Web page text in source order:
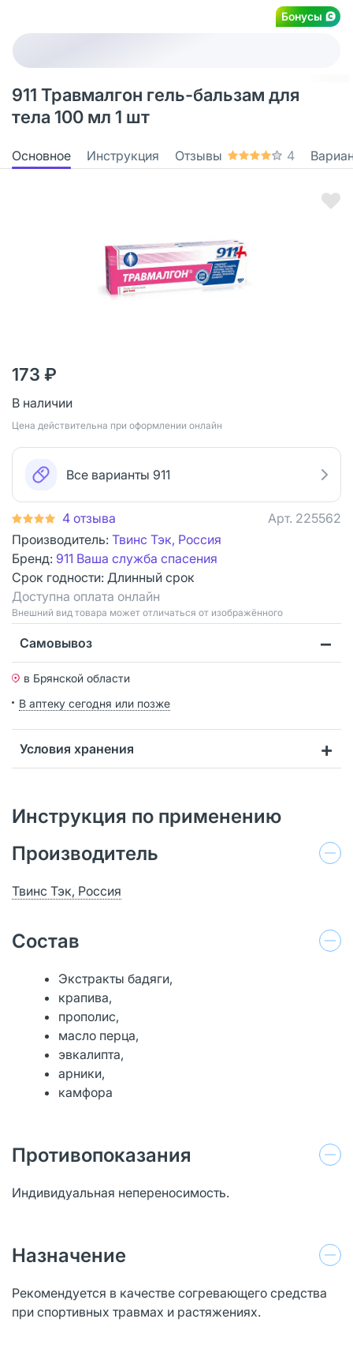
Бонусы
911 Травмалгон гель-бальзам для
тела 100 мл 1 шт
Основное Инструкция Отзывы 4
173 ₽
В наличии
Цена действительна при оформлении онлайн
Все варианты 911
4 отзыва Арт. 225562
Производитель: Твинс Тэк, Россия
Бренд: 911 Ваша служба спасения
Срок годности: Длинный срок
Доступна оплата онлайн
Bнешний вид товара может отличаться от изображённого
Самовывоз
в Брянской области
В аптеку сегодня или позже
Условия хранения
Инструкция по применению
Производитель
Твинс Тэк, Россия
Состав
Экстракты бадяги,
крапива,
прополис,
масло перца,
эвкалипта,
арники,
камфора
Противопоказания
Индивидуальная непереносимость.
Назначение
Рекомендуется в качестве согревающего средства
при спортивных травмах и растяжениях.